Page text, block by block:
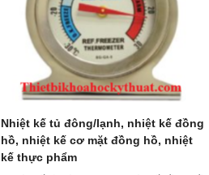
Nhiệt kế tủ đông/lạnh, nhiệt kế đồng
hồ, nhiệt kế cơ mặt đồng hồ, nhiệt
kế thực phẩm